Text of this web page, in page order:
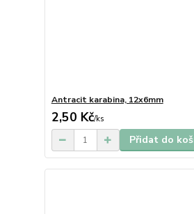
Antracit karabina, 12x6mm
2,50 Kč/ks
Přidat do